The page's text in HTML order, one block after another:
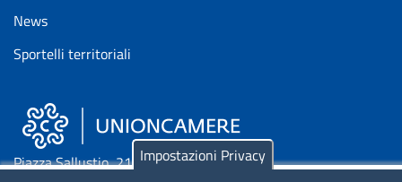
News
Sportelli territoriali
Piazza Sallustio, 21 - 00187 Roma
Impostazioni Privacy